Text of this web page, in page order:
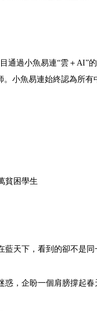
通過小魚易連“雲＋
。小魚易連始終認為所
貧困學生
藍天下，看到的卻不是同
惑，企盼一個肩膀撐起春